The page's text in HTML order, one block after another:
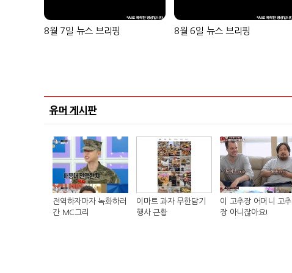
8월 7일 뉴스 브리핑 8월 6일 뉴스 브리핑
유머 게시판
전역하자마자 녹화하러
간 MC그리
이마트 과자 무한담기
행사 근황
이 고추장 어머니 고추
장 아니잖아요!